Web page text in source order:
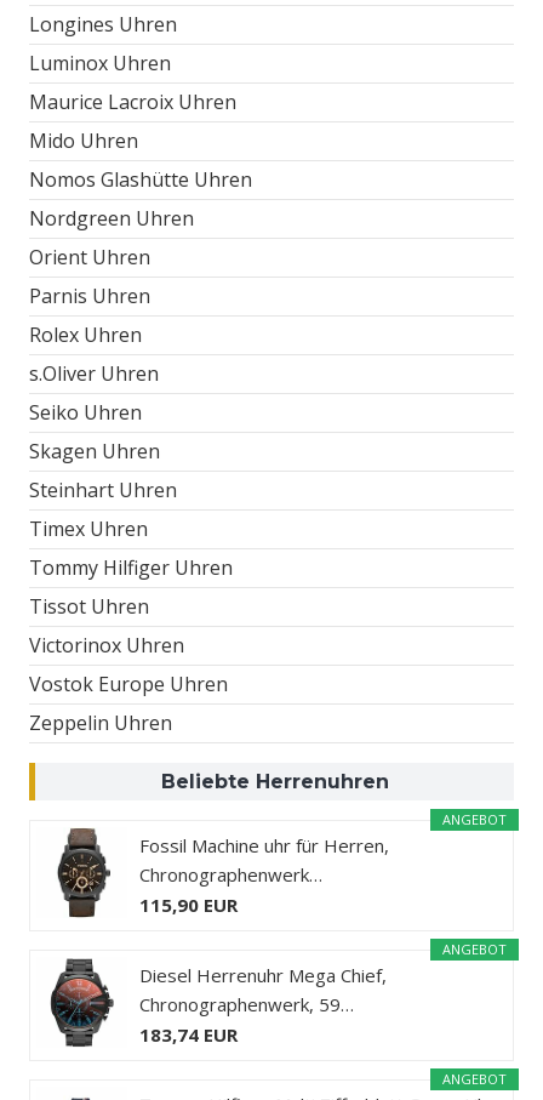
Longines Uhren
Luminox Uhren
Maurice Lacroix Uhren
Mido Uhren
Nomos Glashütte Uhren
Nordgreen Uhren
Orient Uhren
Parnis Uhren
Rolex Uhren
s.Oliver Uhren
Seiko Uhren
Skagen Uhren
Steinhart Uhren
Timex Uhren
Tommy Hilfiger Uhren
Tissot Uhren
Victorinox Uhren
Vostok Europe Uhren
Zeppelin Uhren
Beliebte Herrenuhren
ANGEBOT
Fossil Machine uhr für Herren,
Chronographenwerk…
115,90 EUR
ANGEBOT
Diesel Herrenuhr Mega Chief,
Chronographenwerk, 59…
183,74 EUR
ANGEBOT